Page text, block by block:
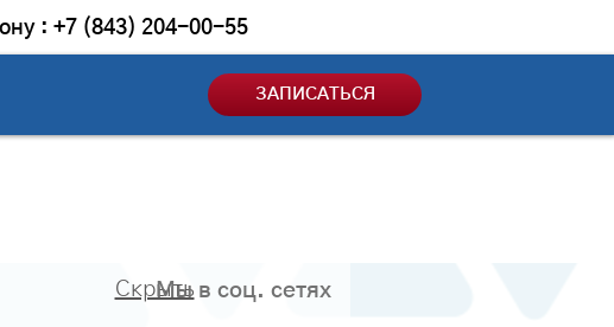
: +7 (843) 204-00-55
ЗАПИСАТЬСЯ
СкрытьМы в соц. сетях